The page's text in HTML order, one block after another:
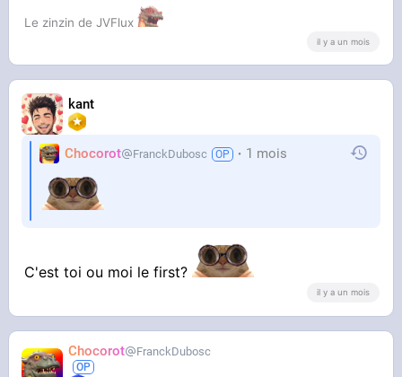
Le zinzin de JVFlux
il y a un mois
kant
Chocorot FranckDubosc 1 mois
C'est toi ou moi le first?
il y a un mois
Chocorot FranckDubosc